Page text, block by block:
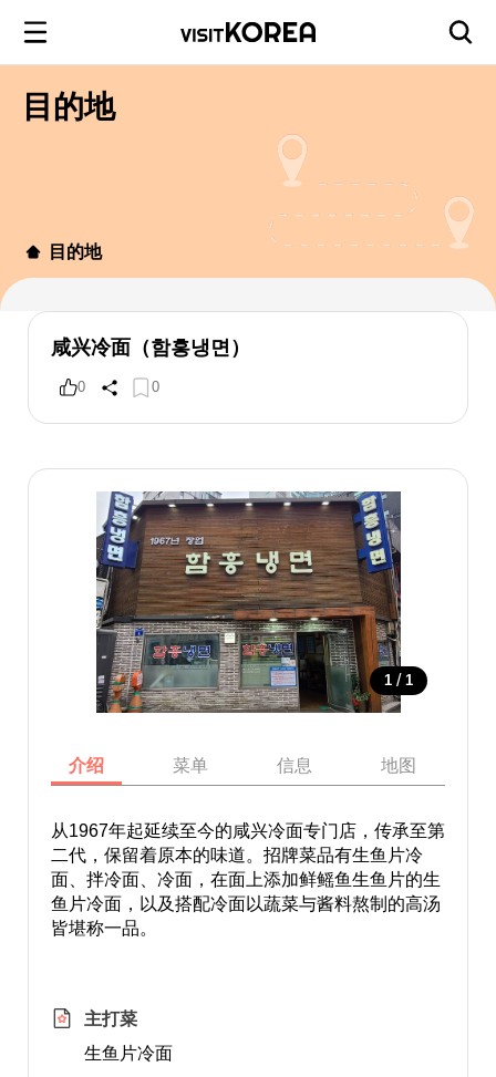
目的地
目的地
咸兴冷面（함흥냉면）
0 0
1 / 1
介绍 菜单 信息 地图
从1967年起延续至今的咸兴冷面专门店，传承至第
二代，保留着原本的味道。招牌菜品有生鱼片冷
面、拌冷面、冷面，在面上添加鲜鳐鱼生鱼片的生
鱼片冷面，以及搭配冷面以蔬菜与酱料熬制的高汤
皆堪称一品。
主打菜
生鱼片冷面